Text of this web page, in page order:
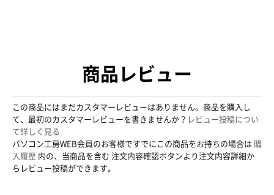
商品レビュー
この商品にはまだカスタマーレビューはありません。商品を購入し
て、最初のカスタマーレビューを書きませんか？ レビュー投稿につい
て詳しく見る
パソコン工房WEB会員のお客様ですでにこの商品をお持ちの場合は 購
入履歴 内の、当商品を含む 注文内容確認ボタンより注文内容詳細か
らレビュー投稿ができます。